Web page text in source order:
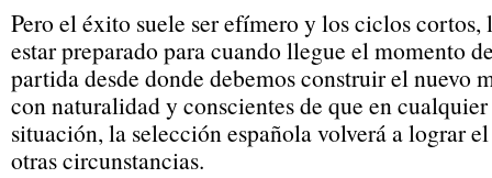
Pero el éxito suele ser efímero y los ciclos cortos,
estar preparado para cuando llegue el momento
partida desde donde debemos construir el nuevo
con naturalidad y conscientes de que en
situación, la selección española volverá a lograr
otras circunstancias.